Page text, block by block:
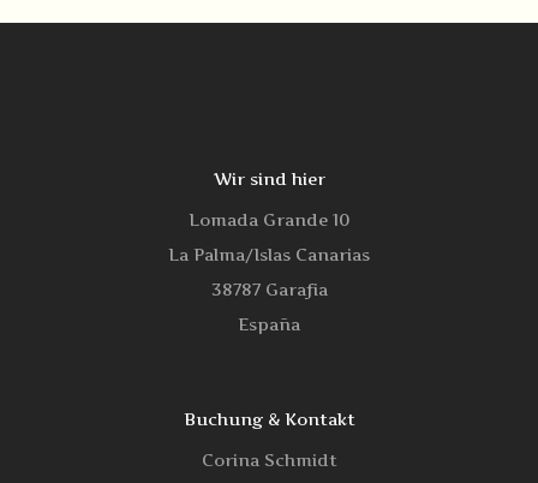
Wir sind hier
Lomada Grande 10
La Palma/Islas Canarias
38787 Garafia
España
Buchung & Kontakt
Corina Schmidt